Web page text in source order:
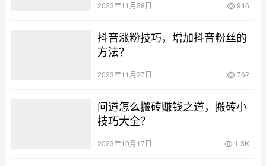
2023年11月28日 946
抖音涨粉技巧，增加抖音粉丝的
方法？
2023年11月27日 762
问道怎么搬砖赚钱之道，搬砖小
技巧大全？
2023年10月17日 1.3K